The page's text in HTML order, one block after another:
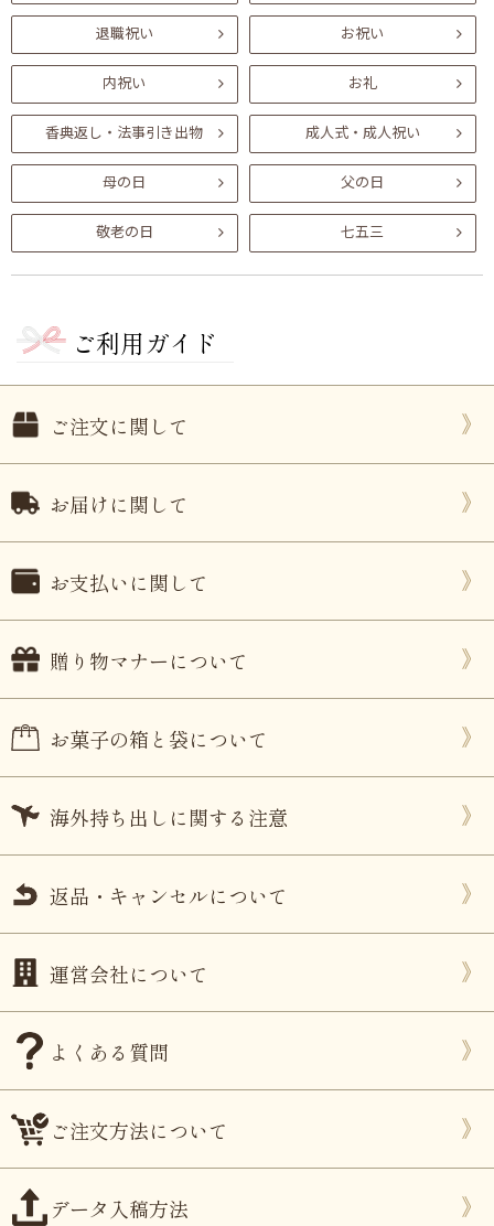
退職祝い お祝い
内祝い お礼
香典返し・法事引き出物 成人式・成人祝い
母の日 父の日
敬老の日 七五三
ご利用ガイド
ご注文に関して
お届けに関して
お支払いに関して
贈り物マナーについて
お菓子の箱と袋について
海外持ち出しに関する注意
返品・キャンセルについて
運営会社について
よくある質問
ご注文方法について
データ入稿方法